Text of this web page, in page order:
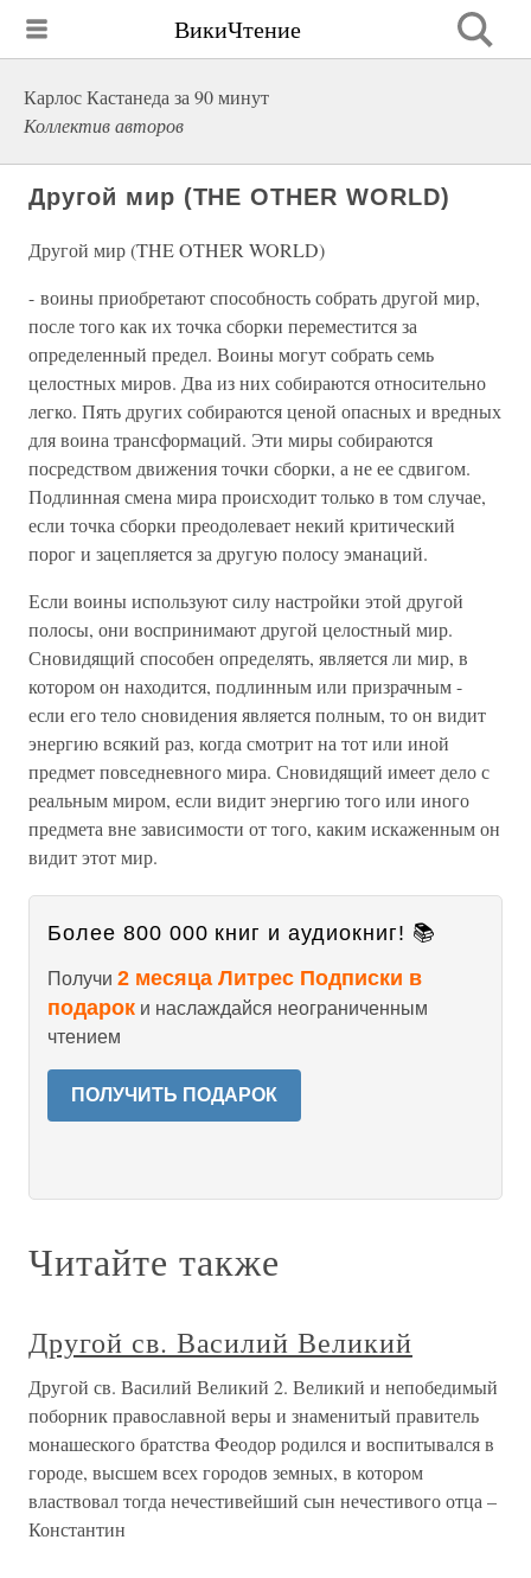
ВикиЧтение
Карлос Кастанеда за 90 минут
Коллектив авторов
Другой мир (THE OTHER WORLD)
Другой мир (THE OTHER WORLD)
- воины приобретают способность собрать другой мир,
после того как их точка сборки переместится за
определенный предел. Воины могут собрать семь
целостных миров. Два из них собираются относительно
легко. Пять других собираются ценой опасных и вредных
для воина трансформаций. Эти миры собираются
посредством движения точки сборки, а не ее сдвигом.
Подлинная смена мира происходит только в том случае,
если точка сборки преодолевает некий критический
порог и зацепляется за другую полосу эманаций.
Если воины используют силу настройки этой другой
полосы, они воспринимают другой целостный мир.
Сновидящий способен определять, является ли мир, в
котором он находится, подлинным или призрачным -
если его тело сновидения является полным, то он видит
энергию всякий раз, когда смотрит на тот или иной
предмет повседневного мира. Сновидящий имеет дело с
реальным миром, если видит энергию того или иного
предмета вне зависимости от того, каким искаженным он
видит этот мир.
Более 800 000 книг и аудиокниг! 📚
Получи 2 месяца Литрес Подписки в
подарок и наслаждайся неограниченным
чтением
ПОЛУЧИТЬ ПОДАРОК
Читайте также
Другой св. Василий Великий
Другой св. Василий Великий 2. Великий и непобедимый
поборник православной веры и знаменитый правитель
монашеского братства Феодор родился и воспитывался в
городе, высшем всех городов земных, в котором
властвовал тогда нечестивейший сын нечестивого отца –
Константин